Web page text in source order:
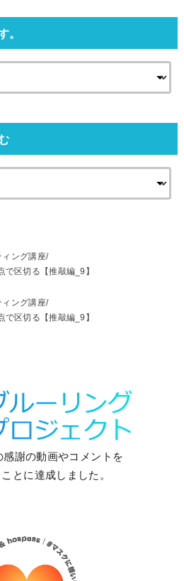
。
ィング講座
で区切る【推敲編_9】
ィング講座
で区切る【推敲編_9】
感謝の動画やコメントを
とに達成しました。